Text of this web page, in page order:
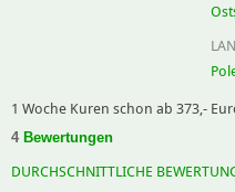
1 Woche Kuren schon ab 373,-
4 Bewertungen
DURCHSCHNITTLICHE